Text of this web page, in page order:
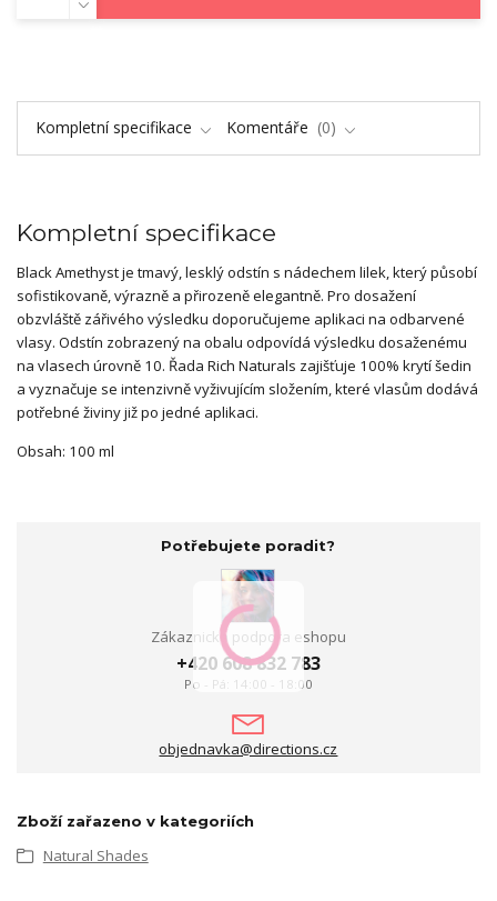
Kompletní specifikace Komentáře 0
Kompletní specifikace
Black Amethyst je tmavý, lesklý odstín s nádechem lilek, který působí
sofistikovaně, výrazně a přirozeně elegantně. Pro dosažení
obzvláště zářivého výsledku doporučujeme aplikaci na odbarvené
vlasy. Odstín zobrazený na obalu odpovídá výsledku dosaženému
na vlasech úrovně 10. Řada Rich Naturals zajišťuje 100% krytí šedin
a vyznačuje se intenzivně vyživujícím složením, které vlasům dodává
potřebné živiny již po jedné aplikaci.
Obsah: 100 ml
Potřebujete poradit?
Zákaznická podpora eshopu
+420 608 832 783
Po - Pá: 14:00 - 18:00
objednavka@directions.cz
Zboží zařazeno v kategoriích
Natural Shades